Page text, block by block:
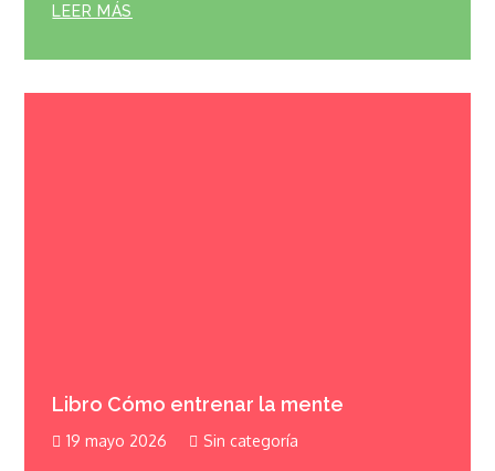
LEER MÁS
Libro Cómo entrenar la mente
19 mayo 2026 Sin categoría